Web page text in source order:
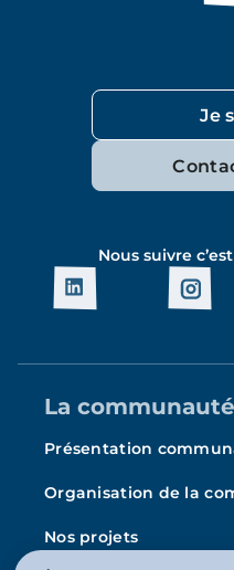
Je
Nous suivre
La communauté
Présentation
Organisation de la
Nos projets